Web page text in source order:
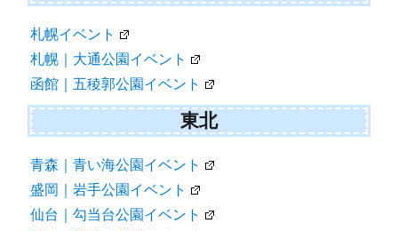
札幌イベント
札幌｜大通公園イベント
函館｜五稜郭公園イベント
東北
青森｜青い海公園イベント
盛岡｜岩手公園イベント
仙台｜勾当台公園イベント